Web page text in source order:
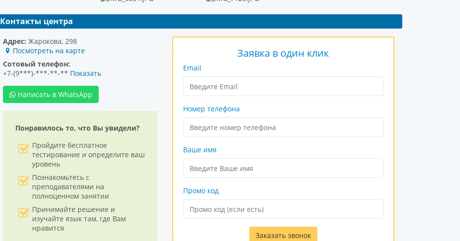
Контакты центра
Адрес: Жарокова, 298
Посмотреть на карте
Сотовый телефон:
+7-(9***)-***-**-** Показать
Написать в WhatsApp
Понравилось то, что Вы увидели?
Пройдите бесплатное
тестирование и определите ваш
уровень
Познакомьтесь с
преподавателями на
полноценном занятии
Принимайте решение и
изучайте язык там, где Вам
нравится
Заявка в один клик
Email
Номер телефона
Ваше имя
Промо код
Заказать звонок